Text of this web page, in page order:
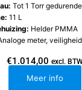
Tot 1 Torr
11 L
Helder PMMA
meter,
€1.014,00 excl.
Meer info